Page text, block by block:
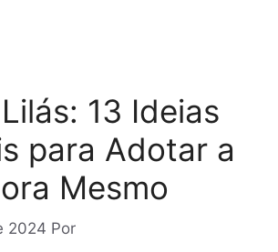
13 Ideias
para Adotar a
Mesmo
2024 Por